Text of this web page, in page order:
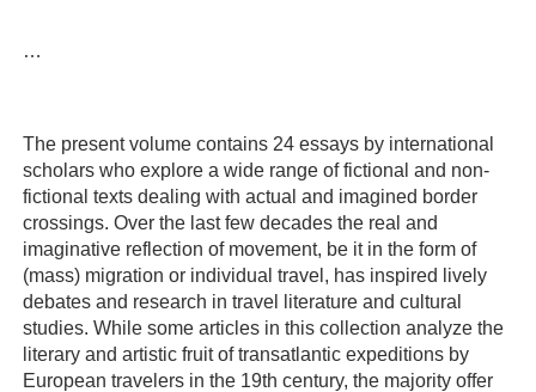
…
The present volume contains 24 essays by international
scholars who explore a wide range of fictional and non-
fictional texts dealing with actual and imagined border
crossings. Over the last few decades the real and
imaginative reflection of movement, be it in the form of
(mass) migration or individual travel, has inspired lively
debates and research in travel literature and cultural
studies. While some articles in this collection analyze the
literary and artistic fruit of transatlantic expeditions by
European travelers in the 19th century, the majority offer